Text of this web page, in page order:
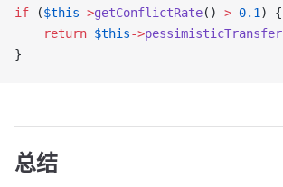
if ($this->getConflictRate() > 0.1 ) {
    return
$this->pessimisticTransfer
}
总结